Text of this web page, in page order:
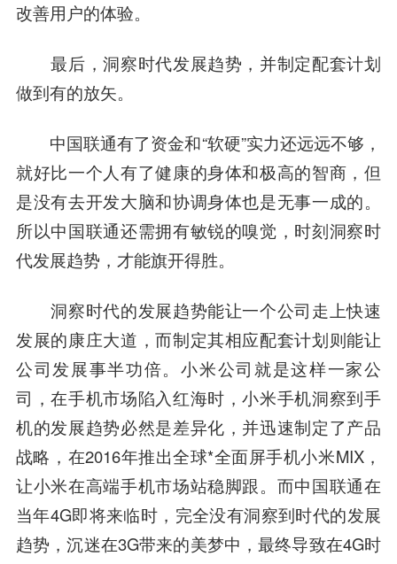
改善用户的体验。
最后，洞察时代发展趋势，并制定配套计划
做到有的放矢。
中国联通有了资金和“软硬”实力还远远不够，
就好比一个人有了健康的身体和极高的智商，但
是没有去开发大脑和协调身体也是无事一成的。
所以中国联通还需拥有敏锐的嗅觉，时刻洞察时
代发展趋势，才能旗开得胜。
洞察时代的发展趋势能让一个公司走上快速
发展的康庄大道，而制定其相应配套计划则能让
公司发展事半功倍。小米公司就是这样一家公
司，在手机市场陷入红海时，小米手机洞察到手
机的发展趋势必然是差异化，并迅速制定了产品
战略，在2016年推出全球*全面屏手机小米MIX，
让小米在高端手机市场站稳脚跟。而中国联通在
当年4G即将来临时，完全没有洞察到时代的发展
趋势，沉迷在3G带来的美梦中，最终导致在4G时